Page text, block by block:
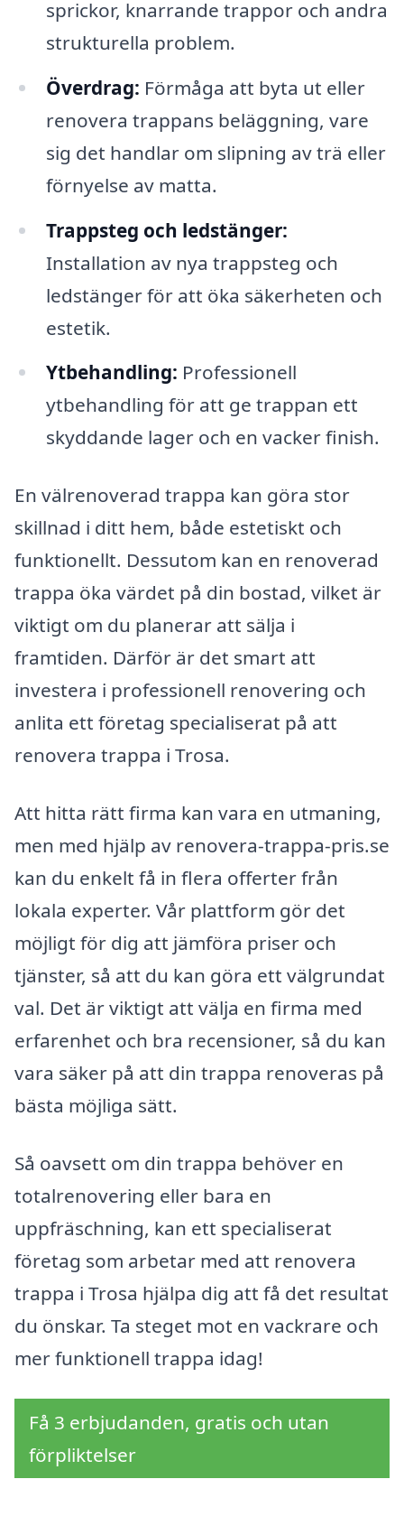
sprickor, knarrande trappor och andra
strukturella problem.
Överdrag: Förmåga att byta ut eller
renovera trappans beläggning, vare
sig det handlar om slipning av trä eller
förnyelse av matta.
Trappsteg och ledstänger:
Installation av nya trappsteg och
ledstänger för att öka säkerheten och
estetik.
Ytbehandling: Professionell
ytbehandling för att ge trappan ett
skyddande lager och en vacker finish.
En välrenoverad trappa kan göra stor
skillnad i ditt hem, både estetiskt och
funktionellt. Dessutom kan en renoverad
trappa öka värdet på din bostad, vilket är
viktigt om du planerar att sälja i
framtiden. Därför är det smart att
investera i professionell renovering och
anlita ett företag specialiserat på att
renovera trappa i Trosa.
Att hitta rätt firma kan vara en utmaning,
men med hjälp av renovera-trappa-pris.se
kan du enkelt få in flera offerter från
lokala experter. Vår plattform gör det
möjligt för dig att jämföra priser och
tjänster, så att du kan göra ett välgrundat
val. Det är viktigt att välja en firma med
erfarenhet och bra recensioner, så du kan
vara säker på att din trappa renoveras på
bästa möjliga sätt.
Så oavsett om din trappa behöver en
totalrenovering eller bara en
uppfräschning, kan ett specialiserat
företag som arbetar med att renovera
trappa i Trosa hjälpa dig att få det resultat
du önskar. Ta steget mot en vackrare och
mer funktionell trappa idag!
Få 3 erbjudanden, gratis och utan
förpliktelser